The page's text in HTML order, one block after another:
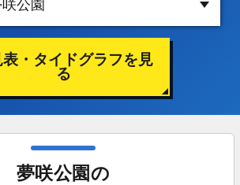
・タイドグラフを見
る
夢咲公園の